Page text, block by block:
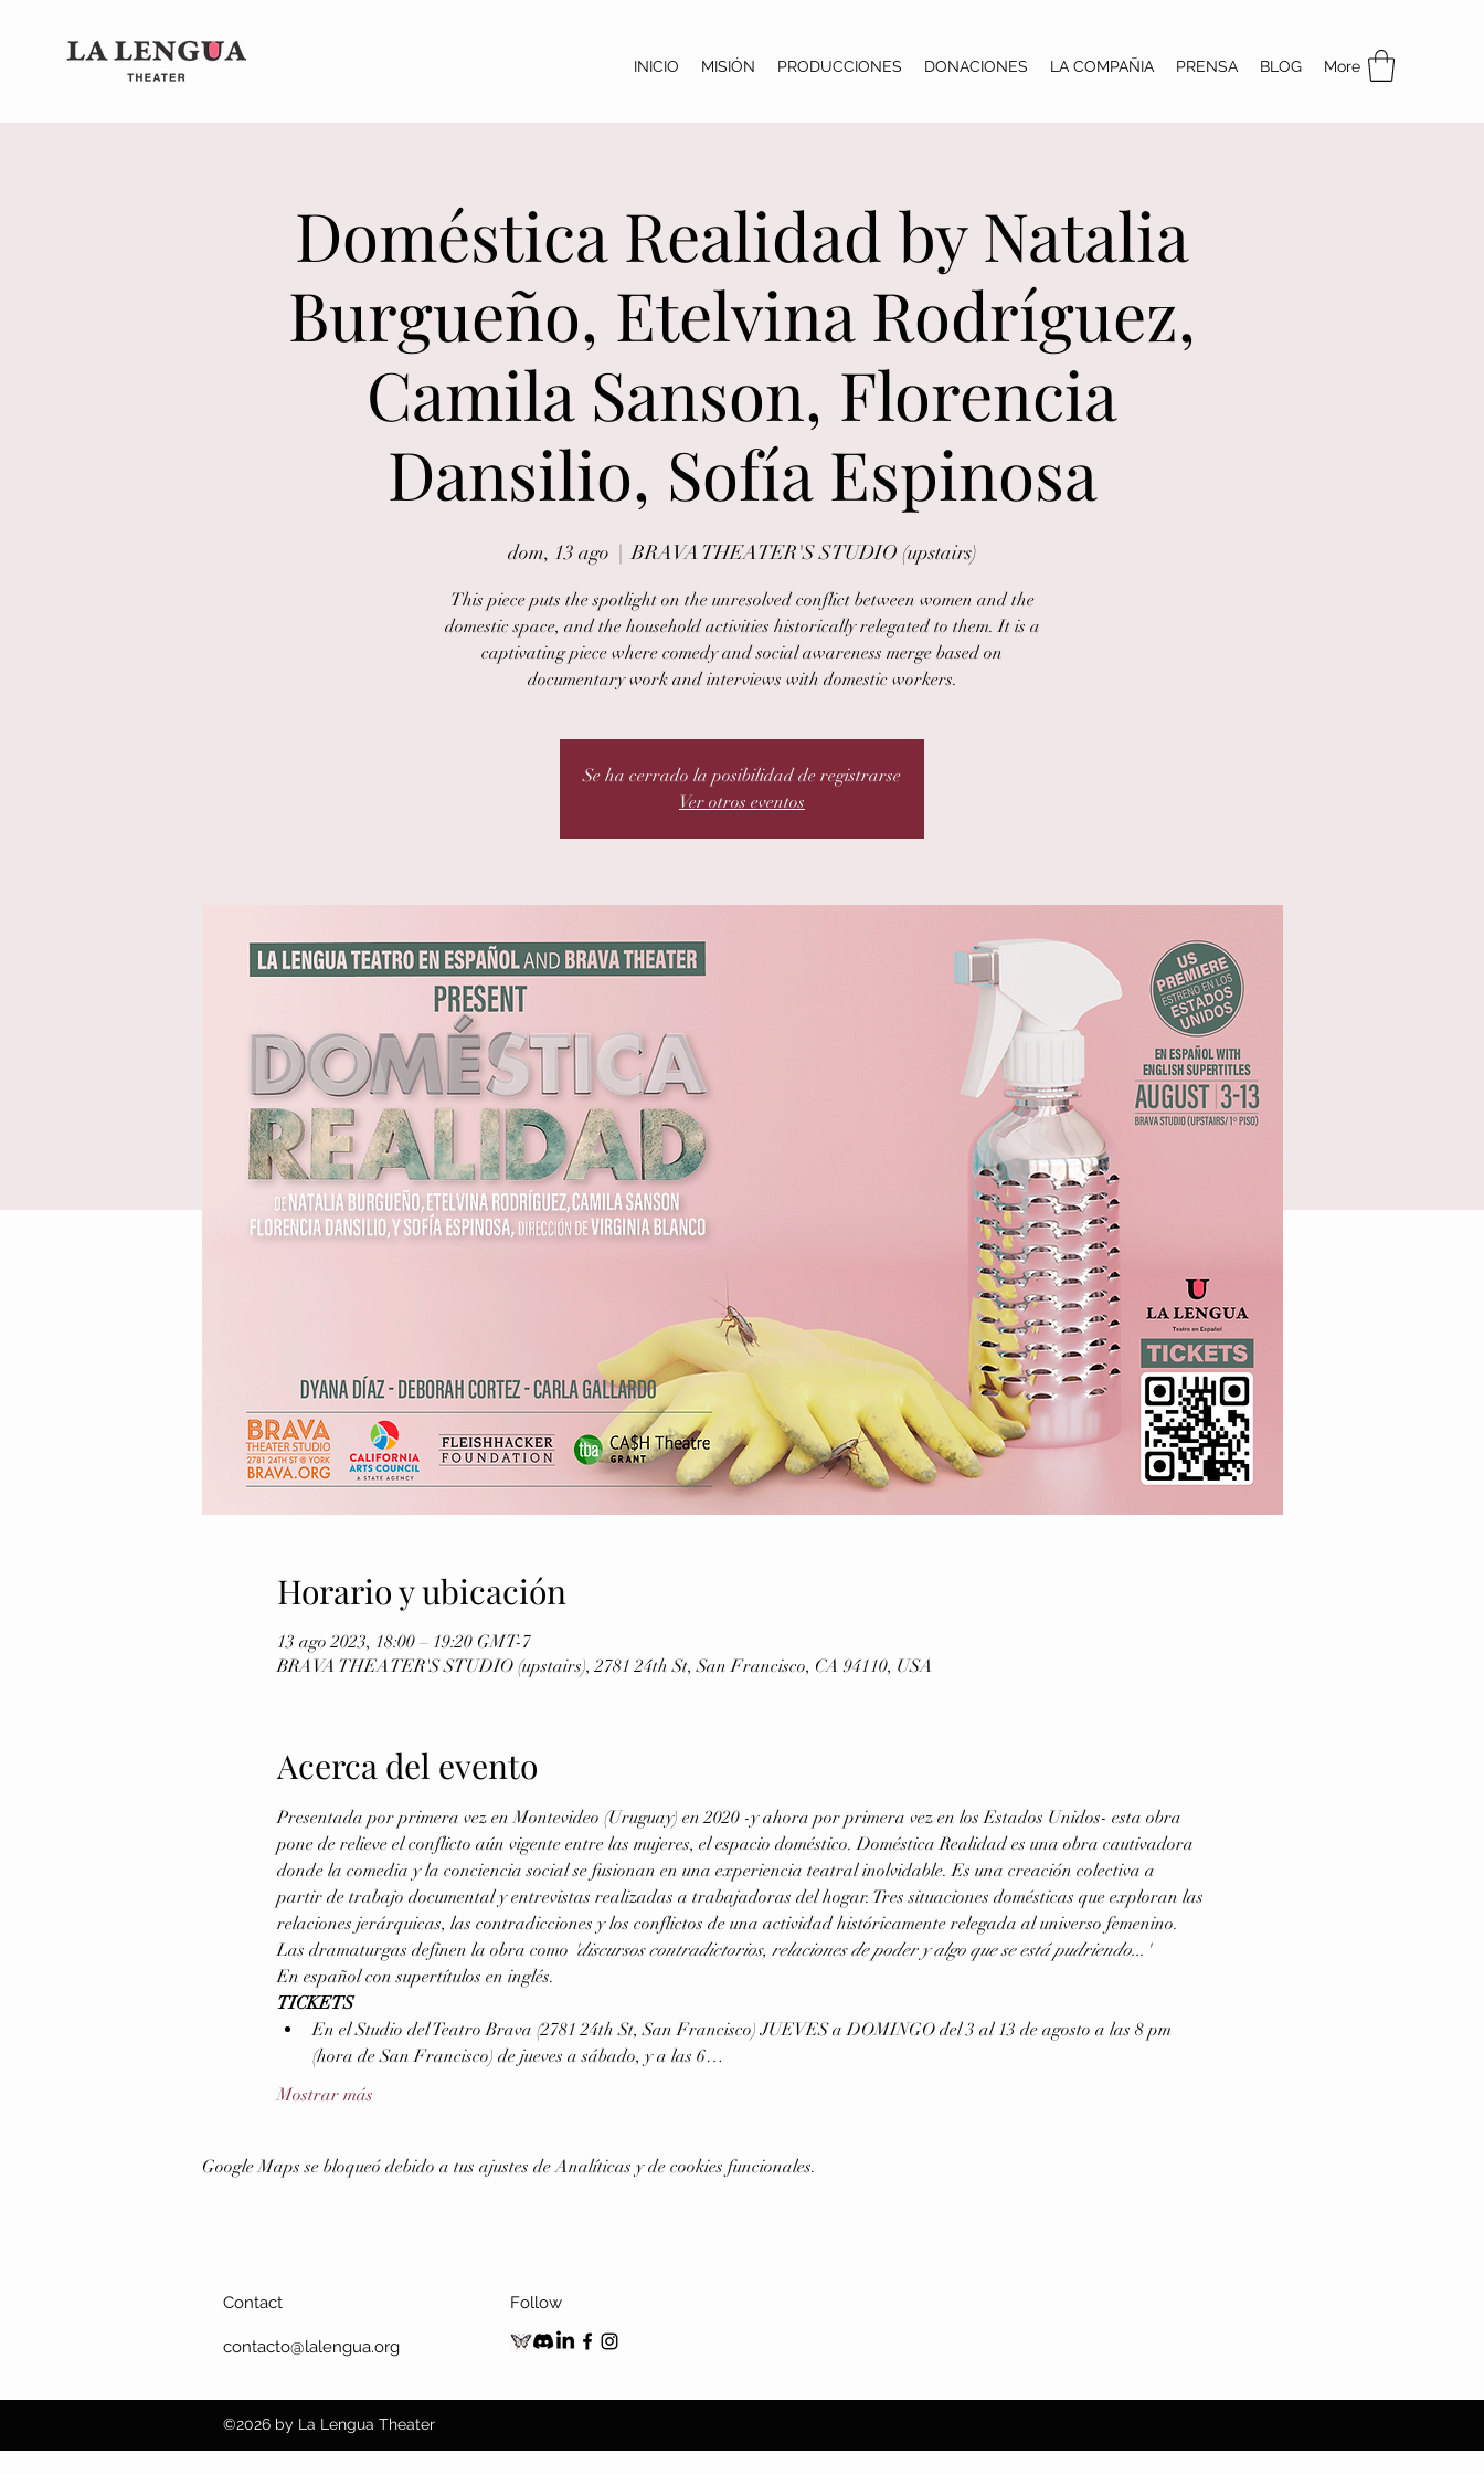
INICIO MISIÓN PRODUCCIONES DONACIONES LA COMPAÑIA PRENSA BLOG More
Doméstica Realidad by Natalia
Burgueño, Etelvina Rodríguez,
Camila Sanson, Florencia
Dansilio, Sofía Espinosa
dom, 13 ago
  |
BRAVA THEATER'S STUDIO (upstairs)
This piece puts the spotlight on the unresolved conflict between women and the
domestic space, and the household activities historically relegated to them. It is a
captivating piece where comedy and social awareness merge based on
documentary work and interviews with domestic workers.
Se ha cerrado la posibilidad de registrarse
Ver otros eventos
Horario y ubicación
13 ago 2023, 18:00 – 19:20 GMT-7
BRAVA THEATER'S STUDIO (upstairs), 2781 24th St, San Francisco, CA 94110, USA
Acerca del evento
Presentada por primera vez en Montevideo (Uruguay) en 2020 -y ahora por primera vez en los Estados Unidos- esta obra
pone de relieve el conflicto aún vigente entre las mujeres, el espacio doméstico. Doméstica Realidad es una obra cautivadora
donde la comedia y la conciencia social se fusionan en una experiencia teatral inolvidable. Es una creación colectiva a
partir de trabajo documental y entrevistas realizadas a trabajadoras del hogar. Tres situaciones domésticas que exploran las
relaciones jerárquicas, las contradicciones y los conflictos de una actividad históricamente relegada al universo femenino.
Las dramaturgas definen la obra como 'discursos contradictorios, relaciones de poder y algo que se está pudriendo...'
En español con supertítulos en inglés.
TICKETS
En el Studio del Teatro Brava (2781 24th St, San Francisco) JUEVES a DOMINGO del 3 al 13 de agosto a las 8 pm
(hora de San Francisco) de jueves a sábado, y a las 6…
Mostrar más
Google Maps se bloqueó debido a tus ajustes de Analíticas y de cookies funcionales.
Contact
contacto@lalengua.org
Follow
©2026 by La Lengua Theater